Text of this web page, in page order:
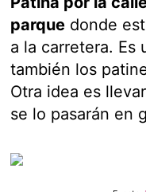
parque donde
a la carretera. Es
también los
Otra idea es
se lo pasarán en